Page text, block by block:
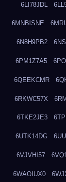
6LI78JDL
6MNBISNE
6N8H9PB2
6PM1Z7A5
6QEEKCMR
6RKWC57X
6TKE2JE3
6UTK14DG
6VJVHI57
6WAOIUX0